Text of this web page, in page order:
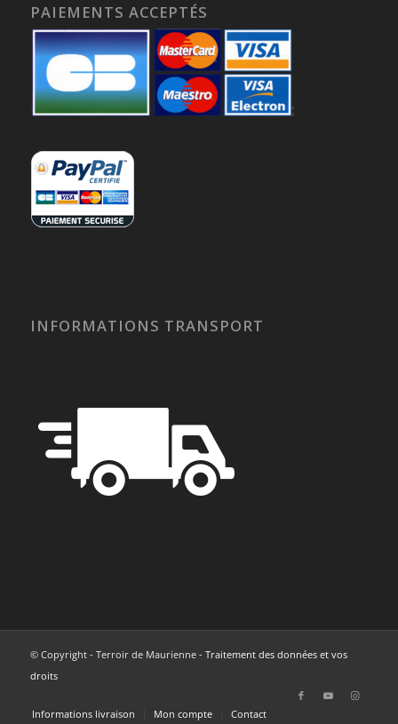
PAIEMENTS ACCEPTÉS
INFORMATIONS TRANSPORT
© Copyright - Terroir de Maurienne - Traitement des données et vos
droits
Informations livraison Mon compte Contact